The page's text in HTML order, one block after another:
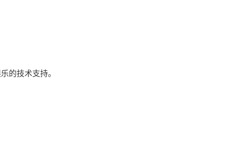
的技术支持。